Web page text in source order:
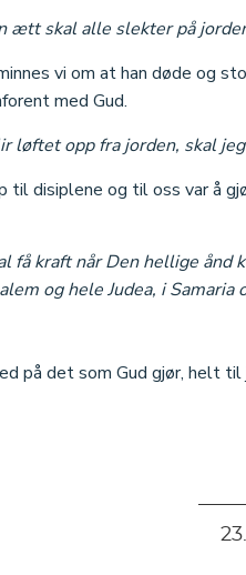
ætt skal alle slekter på
vi om at han døde og
med Gud.
løftet opp fra jorden, skal
til disiplene og til oss var å
få kraft når Den hellige
og hele Judea, i
på det som Gud gjør, helt til
23.